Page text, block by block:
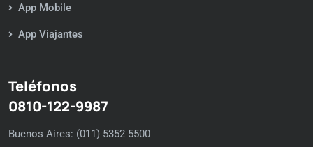
App Mobile
App Viajantes
Teléfonos
0810-122-9987
Buenos Aires: (011) 5352 5500